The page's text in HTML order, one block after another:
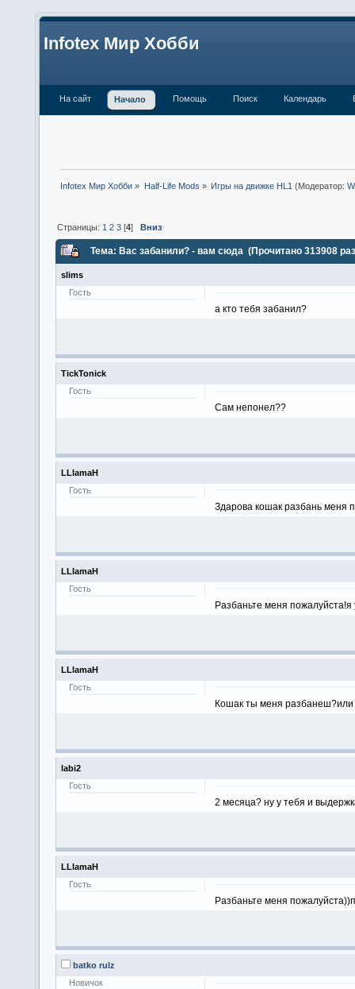
Infotex Мир Хобби
На сайт Начало Помощь Поиск Календарь
Infotex Мир Хобби » Half-Life Mods » Игры на движке HL1 (Модератор:
Страницы: 1 2 3 [4]Вниз
Тема: Вас забанили? - вам сюда (Прочитано 313908
slims
Гость
а кто тебя забанил?
TickTonick
Гость
Сам непонел??
LLlamaH
Гость
Здарова кошак разбань меня
LLlamaH
Гость
Разбаньте меня
LLlamaH
Гость
Кошак ты меня разбанеш?или
labi2
Гость
2 месяца? ну у тебя и
LLlamaH
Гость
Разбаньте меня
batko rulz
Новичок